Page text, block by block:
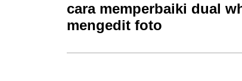
cara memperbaiki dual
mengedit foto